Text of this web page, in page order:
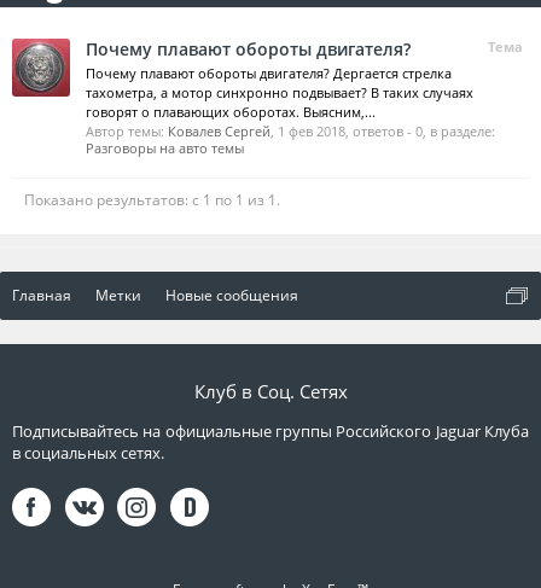
Тема
Почему плавают обороты двигателя?
Почему плавают обороты двигателя? Дергается стрелка
тахометра, а мотор синхронно подвывает? В таких случаях
говорят о плавающих оборотах. Выясним,...
Автор темы: Ковалев Сергей, 1 фев 2018, ответов - 0, в разделе:
Разговоры на авто темы
Показано результатов: с 1 по 1 из 1.
Главная Метки Новые сообщения
Клуб в Соц. Сетях
Подписывайтесь на официальные группы Российского Jaguar Клуба
в социальных сетях.